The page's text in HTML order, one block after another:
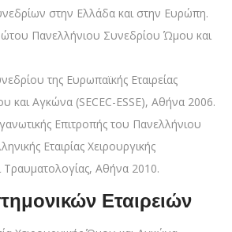
στην Ελλάδα και στην Ευρώπη.
Πανελλήνιου Συνεδρίου Ώμου και
της Ευρωπαϊκής Εταιρείας
και Αγκώνα (SECEC-ESSE), Αθήνα 2006.
Επιτροπής του Πανελλήνιου
Εταιρίας Χειρουργικής
Τραυματολογίας, Αθήνα 2010.
Εταιρειών